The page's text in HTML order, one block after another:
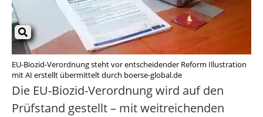
EU-Biozid-Verordnung steht vor entscheidender Reform Illustration
mit AI erstellt übermittelt durch boerse-global.de
Die EU-Biozid-Verordnung wird auf den
Prüfstand gestellt – mit weitreichenden